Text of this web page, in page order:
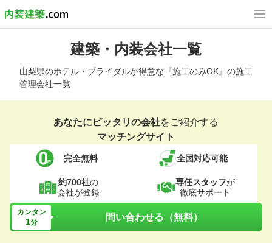
建築・内装会社一覧
山梨県のホテル・ブライダルが得意な『施工のみOK』の施工
管理会社一覧
あなたにピッタリの会社をご紹介する
マッチングサイト
完全無料 全国対応可能
約700社の
会社が登録
専任スタッフが
徹底サポート
カンタン
1分 問い合わせる（無料）